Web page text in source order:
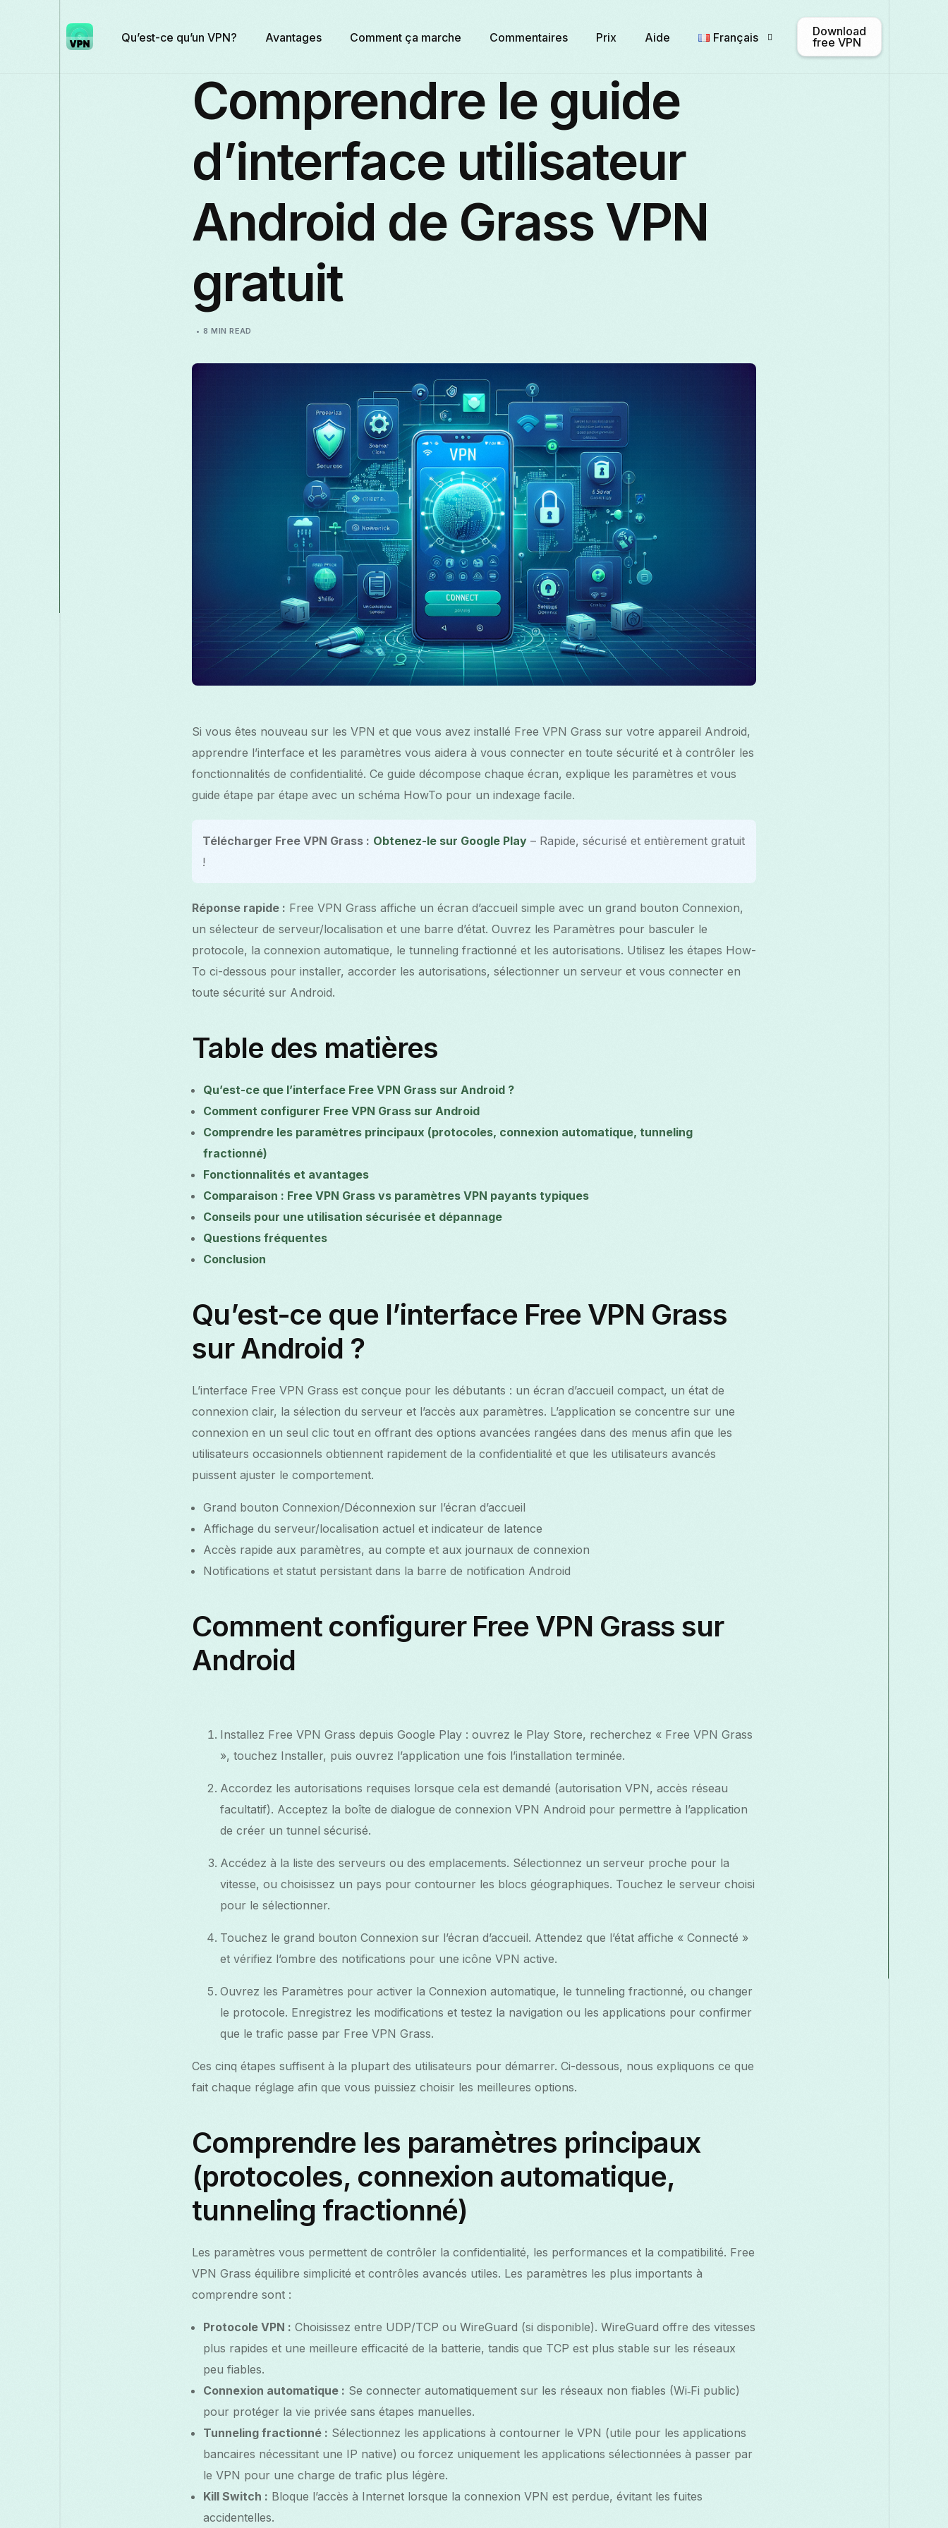
Qu’est-ce qu’un VPN? Avantages Comment ça marche Commentaires Prix Aide Français
Română
Download
free VPN
Comprendre le guide
d’interface utilisateur
Android de Grass VPN
gratuit
8 MIN READ
Si vous êtes nouveau sur les VPN et que vous avez installé Free VPN Grass sur votre appareil Android,
apprendre l’interface et les paramètres vous aidera à vous connecter en toute sécurité et à contrôler les
fonctionnalités de confidentialité. Ce guide décompose chaque écran, explique les paramètres et vous
guide étape par étape avec un schéma HowTo pour un indexage facile.
Télécharger Free VPN Grass : Obtenez-le sur Google Play – Rapide, sécurisé et entièrement gratuit
!
Réponse rapide : Free VPN Grass affiche un écran d’accueil simple avec un grand bouton Connexion,
un sélecteur de serveur/localisation et une barre d’état. Ouvrez les Paramètres pour basculer le
protocole, la connexion automatique, le tunneling fractionné et les autorisations. Utilisez les étapes How-
To ci-dessous pour installer, accorder les autorisations, sélectionner un serveur et vous connecter en
toute sécurité sur Android.
Table des matières
Qu’est-ce que l’interface Free VPN Grass sur Android ?
Comment configurer Free VPN Grass sur Android
Comprendre les paramètres principaux (protocoles, connexion automatique, tunneling
fractionné)
Fonctionnalités et avantages
Comparaison : Free VPN Grass vs paramètres VPN payants typiques
Conseils pour une utilisation sécurisée et dépannage
Questions fréquentes
Conclusion
Qu’est-ce que l’interface Free VPN Grass
sur Android ?
L’interface Free VPN Grass est conçue pour les débutants : un écran d’accueil compact, un état de
connexion clair, la sélection du serveur et l’accès aux paramètres. L’application se concentre sur une
connexion en un seul clic tout en offrant des options avancées rangées dans des menus afin que les
utilisateurs occasionnels obtiennent rapidement de la confidentialité et que les utilisateurs avancés
puissent ajuster le comportement.
Grand bouton Connexion/Déconnexion sur l’écran d’accueil
Affichage du serveur/localisation actuel et indicateur de latence
Accès rapide aux paramètres, au compte et aux journaux de connexion
Notifications et statut persistant dans la barre de notification Android
Comment configurer Free VPN Grass sur
Android
Installez Free VPN Grass depuis Google Play : ouvrez le Play Store, recherchez « Free VPN Grass
», touchez Installer, puis ouvrez l’application une fois l’installation terminée.
Accordez les autorisations requises lorsque cela est demandé (autorisation VPN, accès réseau
facultatif). Acceptez la boîte de dialogue de connexion VPN Android pour permettre à l’application
de créer un tunnel sécurisé.
Accédez à la liste des serveurs ou des emplacements. Sélectionnez un serveur proche pour la
vitesse, ou choisissez un pays pour contourner les blocs géographiques. Touchez le serveur choisi
pour le sélectionner.
Touchez le grand bouton Connexion sur l’écran d’accueil. Attendez que l’état affiche « Connecté »
et vérifiez l’ombre des notifications pour une icône VPN active.
Ouvrez les Paramètres pour activer la Connexion automatique, le tunneling fractionné, ou changer
le protocole. Enregistrez les modifications et testez la navigation ou les applications pour confirmer
que le trafic passe par Free VPN Grass.
Ces cinq étapes suffisent à la plupart des utilisateurs pour démarrer. Ci-dessous, nous expliquons ce que
fait chaque réglage afin que vous puissiez choisir les meilleures options.
Comprendre les paramètres principaux
(protocoles, connexion automatique,
tunneling fractionné)
Les paramètres vous permettent de contrôler la confidentialité, les performances et la compatibilité. Free
VPN Grass équilibre simplicité et contrôles avancés utiles. Les paramètres les plus importants à
comprendre sont :
Protocole VPN : Choisissez entre UDP/TCP ou WireGuard (si disponible). WireGuard offre des vitesses
plus rapides et une meilleure efficacité de la batterie, tandis que TCP est plus stable sur les réseaux
peu fiables.
Connexion automatique : Se connecter automatiquement sur les réseaux non fiables (Wi‑Fi public)
pour protéger la vie privée sans étapes manuelles.
Tunneling fractionné : Sélectionnez les applications à contourner le VPN (utile pour les applications
bancaires nécessitant une IP native) ou forcez uniquement les applications sélectionnées à passer par
le VPN pour une charge de trafic plus légère.
Kill Switch : Bloque l’accès à Internet lorsque la connexion VPN est perdue, évitant les fuites
accidentelles.